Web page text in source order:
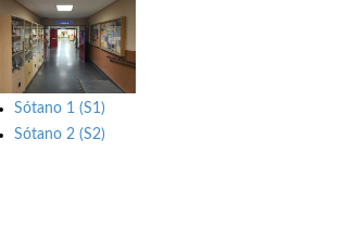
Sótano 1 (S1)
Sótano 2 (S2)